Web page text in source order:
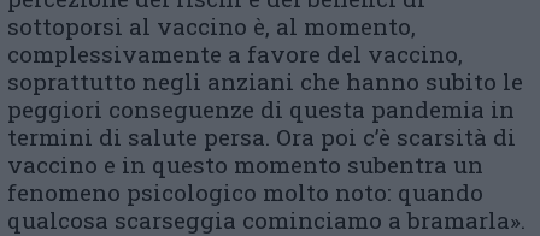
sottoporsi al vaccino è, al momento,
complessivamente a favore del vaccino,
soprattutto negli anziani che hanno subito le
peggiori conseguenze di questa pandemia in
termini di salute persa. Ora poi c’è scarsità di
vaccino e in questo momento subentra un
fenomeno psicologico molto noto: quando
qualcosa scarseggia cominciamo a bramarla».